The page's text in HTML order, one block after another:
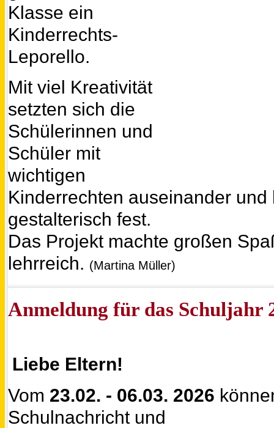
Klasse ein
Kinderrechts-
Leporello.
Mit viel Kreativität
setzten sich die
Schülerinnen und
Schüler mit
wichtigen
Kinderrechten auseinander
gestalterisch fest.
Das Projekt machte großen
lehrreich. (Martina Müller)
Anmeldung für das Schuljahr
Liebe Eltern!
Vom 23.02. - 06.03. 2026
Schulnachricht und